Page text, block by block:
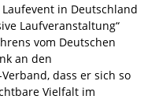
in Deutschland
Laufveranstaltung“
vom Deutschen
an den
dass er sich so
Vielfalt im